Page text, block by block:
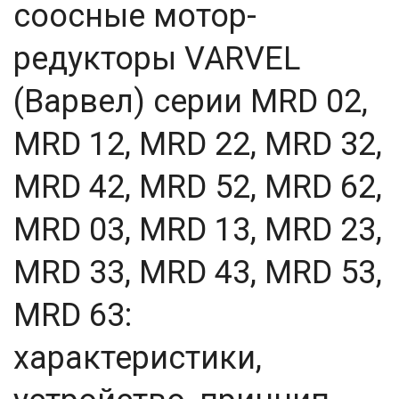
25
25,4
29,88
30,3
40
41,74
45
47,58
48,08
49,2
52
60
63
80
соосные мотор-
редукторы VARVEL
(Варвел) серии MRD 02,
MRD 12, MRD 22, MRD 32,
MRD 42, MRD 52, MRD 62,
MRD 03, MRD 13, MRD 23,
MRD 33, MRD 43, MRD 53,
MRD 63:
характеристики,